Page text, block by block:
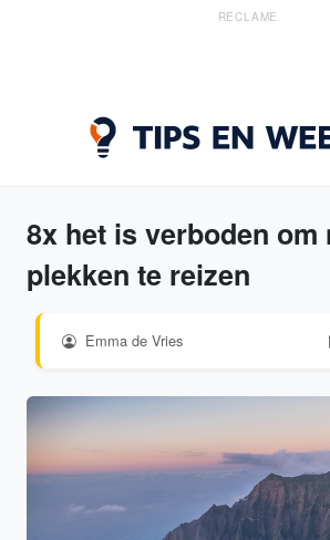
RECLAME
8x het is verboden om
plekken te reizen
Emma de Vries